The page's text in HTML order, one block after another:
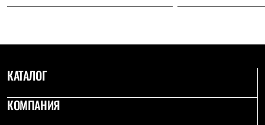
КАТАЛОГ
КОМПАНИЯ